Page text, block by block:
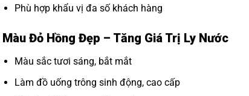
Phù hợp khẩu vị đa số khách hàng
Màu Đỏ Hồng Đẹp – Tăng Giá Trị Ly Nước
Màu sắc tươi sáng, bắt mắt
Làm đồ uống trông sinh động, cao cấp